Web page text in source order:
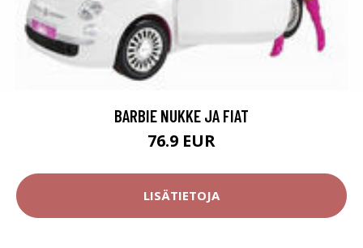
BARBIE NUKKE JA FIAT
76.9 EUR
LISÄTIETOJA